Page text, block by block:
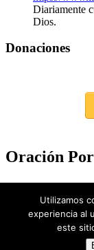
Diariamente
Dios.
Donaciones
Oración
Utilizamos
experiencia al
este